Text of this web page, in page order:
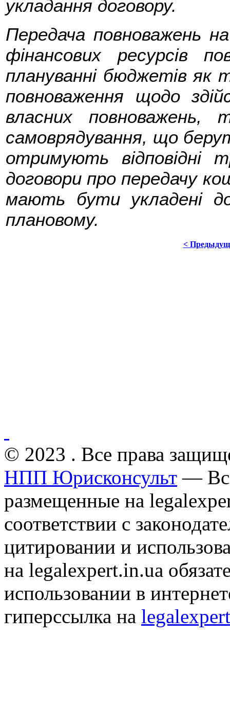
укладання договору.
Передача повноважень
фінансових ресурсів
плануванні бюджетів як
повноваження щодо
власних повноважень,
самоврядування, що
отримують
договори про передачу
мають бути укладені
плановому.
<
© 2023 . Все права
НПП Юрисконсульт —
размещенные на
соответствии с
цитировании и
на legalexpert.in.ua
использовании в
гиперссылка на